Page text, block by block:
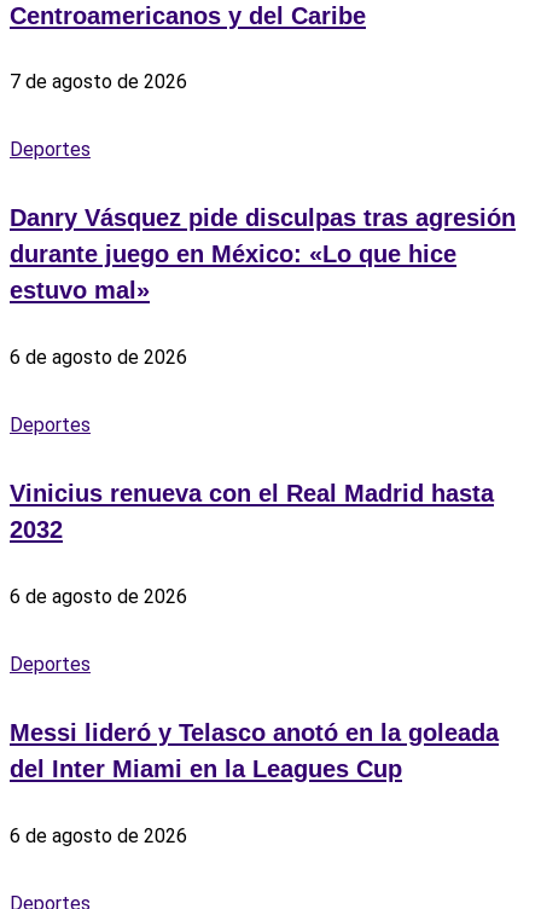
Centroamericanos y del Caribe
7 de agosto de 2026
Deportes
Danry Vásquez pide disculpas tras agresión
durante juego en México: «Lo que hice
estuvo mal»
6 de agosto de 2026
Deportes
Vinicius renueva con el Real Madrid hasta
2032
6 de agosto de 2026
Deportes
Messi lideró y Telasco anotó en la goleada
del Inter Miami en la Leagues Cup
6 de agosto de 2026
Deportes